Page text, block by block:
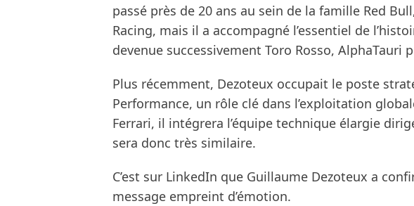
passé près de 20 ans au sein de la famille Red
Racing, mais il a accompagné l’essentiel de
devenue successivement Toro Rosso, AlphaTauri
Plus récemment, Dezoteux occupait le poste
Performance, un rôle clé dans l’exploitation
Ferrari, il intégrera l’équipe technique élargie
sera donc très similaire.
C’est sur LinkedIn que Guillaume Dezoteux a
message empreint d’émotion.